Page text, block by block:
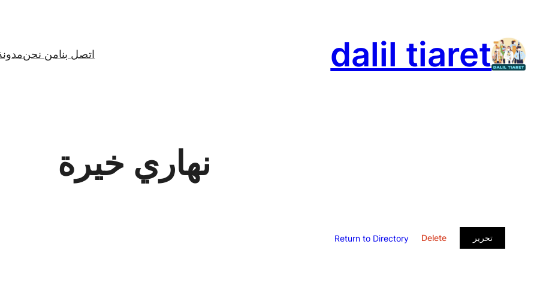
المحتوى dalil tiaret اتصل بنامن نحن
نهاري خيرة
تحرير Delete
Return to Directory